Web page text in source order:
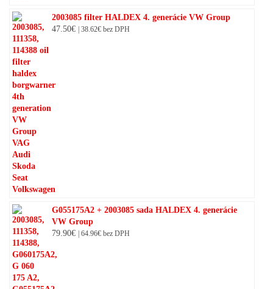
2003085 filter HALDEX 4. generácie VW Group
47.50€ | 38.62€ bez DPH
G055175A2 + 2003085 sada HALDEX 4. generácie
VW Group
79.90€ | 64.96€ bez DPH